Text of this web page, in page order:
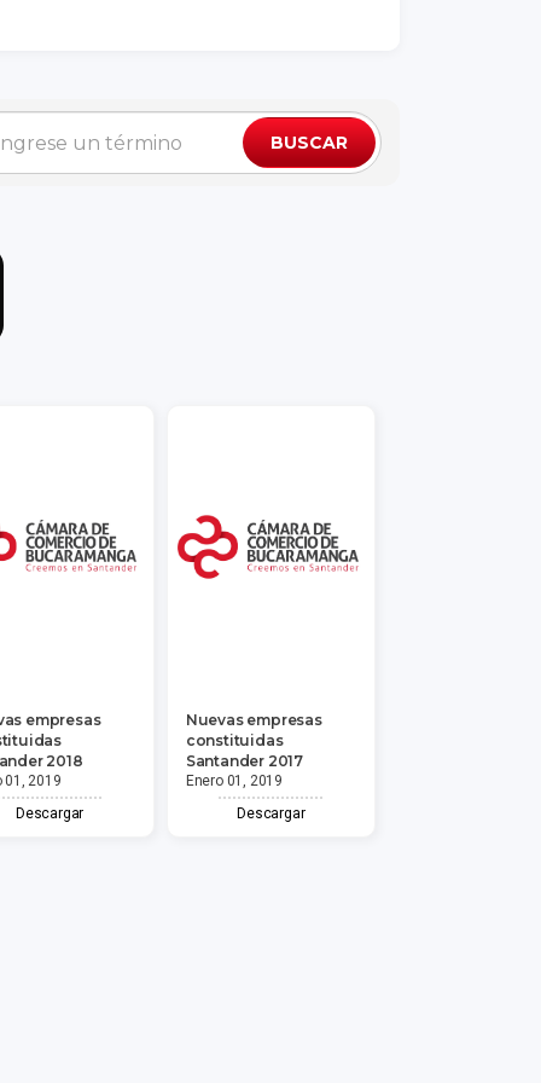
BUSCAR
empresas
2018
01, 2019
Descargar
Nuevas empresas
constituidas
Santander 2017
Enero 01, 2019
Descargar